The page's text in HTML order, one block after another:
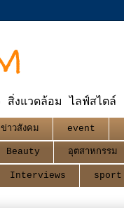
สิ่งแวดล้อม ไลฟ์สไ
ข่าวสังคม event
Beauty อุตสาหกรรม
Interviews sport